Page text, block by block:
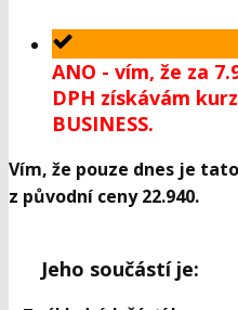
ANO - vím, že za
DPH získávám
BUSINESS.
Vím, že pouze dnes je
z původní ceny 22.940.
Jeho součástí je: